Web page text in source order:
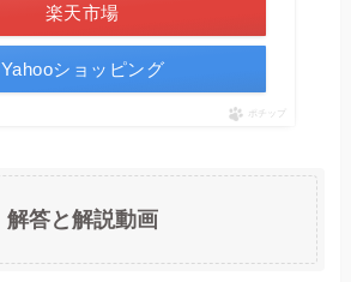
楽天市場
Yahooショッピング
ポチップ
解答と解説動画